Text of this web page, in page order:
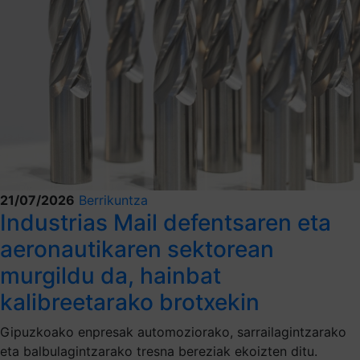
21/07/2026 Berrikuntza
Industrias Mail defentsaren eta
aeronautikaren sektorean
murgildu da, hainbat
kalibreetarako brotxekin
Gipuzkoako enpresak automoziorako, sarrailagintzarako
eta balbulagintzarako tresna bereziak ekoizten ditu.